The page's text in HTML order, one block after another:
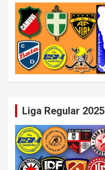
Liga Regular 2025